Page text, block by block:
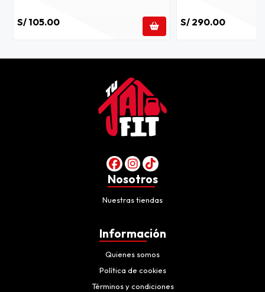
S/ 105.00 S/ 290.00
Nosotros
Nuestras tiendas
Información
Quienes somos
Política de cookies
Términos y condiciones